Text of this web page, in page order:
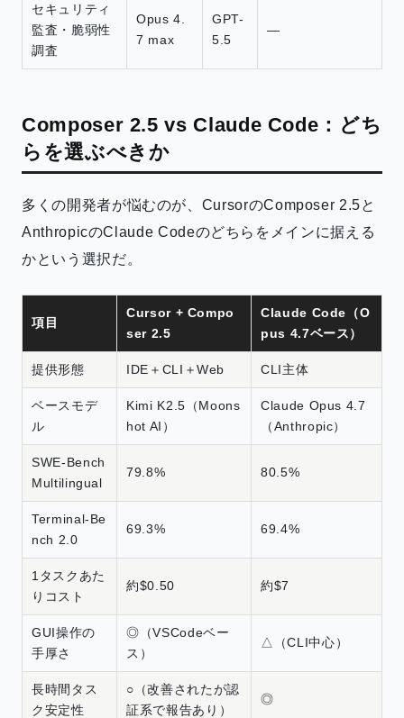
セキュリティ
監査・脆弱性
調査
Opus 4.
7 max
GPT-
5.5
—
Composer 2.5 vs Claude Code：どち
らを選ぶべきか
多くの開発者が悩むのが、CursorのComposer 2.5と
AnthropicのClaude Codeのどちらをメインに据える
かという選択だ。
項目
Cursor + Compo
ser 2.5
Claude Code（O
pus 4.7ベース）
提供形態 IDE＋CLI＋Web CLI主体
ベースモデ
ル
Kimi K2.5（Moons
hot AI）
Claude Opus 4.7
（Anthropic）
SWE-Bench
Multilingual
79.8% 80.5%
Terminal-Be
nch 2.0
69.3% 69.4%
1タスクあた
りコスト
約$0.50 約$7
GUI操作の
手厚さ
◎（VSCodeベー
ス）
△（CLI中心）
長時間タス
ク安定性
○（改善されたが認
証系で報告あり）
◎